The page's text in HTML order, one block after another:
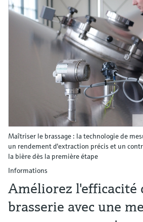
Maîtriser le brassage : la technologie de
un rendement d'extraction précis et un
la bière dès la première étape
Informations
Améliorez l'efficacité
brasserie avec une